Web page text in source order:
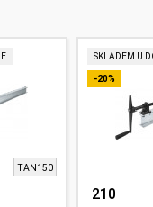
TAN150
SKLADEM U
-20%
210